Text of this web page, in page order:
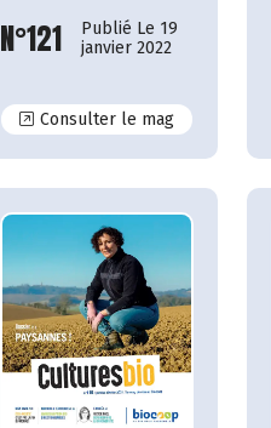
N°121
Publié Le 19
janvier 2022
Consulter le magN°121